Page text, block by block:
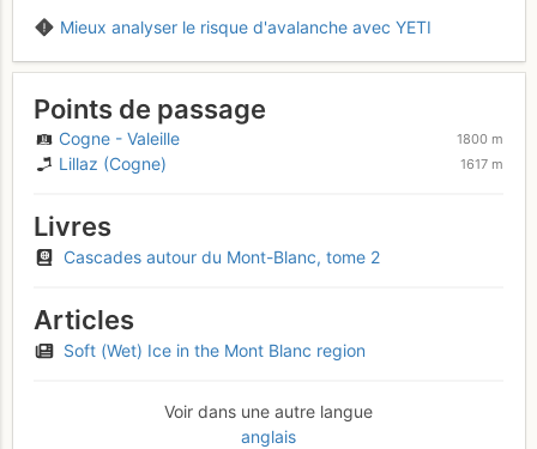
Mieux analyser le risque d'avalanche avec YETI
Points de passage
Cogne - Valeille 1800 m
Lillaz (Cogne) 1617 m
Livres
Cascades autour du Mont-Blanc, tome 2
Articles
Soft (Wet) Ice in the Mont Blanc region
Voir dans une autre langue
anglais